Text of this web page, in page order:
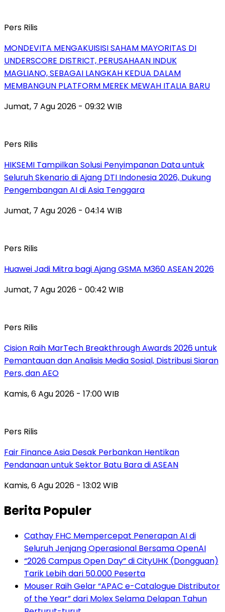
Pers Rilis
MONDEVITA MENGAKUISISI SAHAM MAYORITAS DI
UNDERSCORE DISTRICT, PERUSAHAAN INDUK
MAGLIANO, SEBAGAI LANGKAH KEDUA DALAM
MEMBANGUN PLATFORM MEREK MEWAH ITALIA BARU
Jumat, 7 Agu 2026 - 09:32 WIB
Pers Rilis
HIKSEMI Tampilkan Solusi Penyimpanan Data untuk
Seluruh Skenario di Ajang DTI Indonesia 2026, Dukung
Pengembangan AI di Asia Tenggara
Jumat, 7 Agu 2026 - 04:14 WIB
Pers Rilis
Huawei Jadi Mitra bagi Ajang GSMA M360 ASEAN 2026
Jumat, 7 Agu 2026 - 00:42 WIB
Pers Rilis
Cision Raih MarTech Breakthrough Awards 2026 untuk
Pemantauan dan Analisis Media Sosial, Distribusi Siaran
Pers, dan AEO
Kamis, 6 Agu 2026 - 17:00 WIB
Pers Rilis
Fair Finance Asia Desak Perbankan Hentikan
Pendanaan untuk Sektor Batu Bara di ASEAN
Kamis, 6 Agu 2026 - 13:02 WIB
Berita Populer
Cathay FHC Mempercepat Penerapan AI di
Seluruh Jenjang Operasional Bersama OpenAI
“2026 Campus Open Day” di CityUHK (Dongguan)
Tarik Lebih dari 50.000 Peserta
Mouser Raih Gelar “APAC e-Catalogue Distributor
of the Year” dari Molex Selama Delapan Tahun